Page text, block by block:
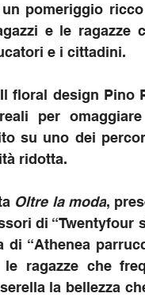
pomeriggio
e le ragazze
e i cittadini.
floral design Pino
per
su uno dei
ridotta.
Oltre la moda,
di “Twentyfour
“Athenea
ragazze che
la bellezza